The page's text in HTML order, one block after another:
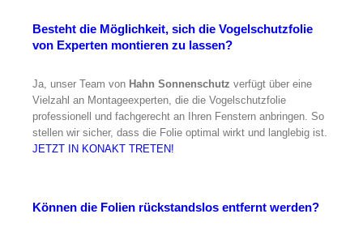
Besteht die Möglichkeit, sich die Vogelschutzfolie
von Experten montieren zu lassen?
Ja, unser Team von Hahn Sonnenschutz verfügt über eine
Vielzahl an Montageexperten, die die Vogelschutzfolie
professionell und fachgerecht an Ihren Fenstern anbringen. So
stellen wir sicher, dass die Folie optimal wirkt und langlebig ist.
JETZT IN KONAKT TRETEN!
Können die Folien rückstandslos entfernt werden?